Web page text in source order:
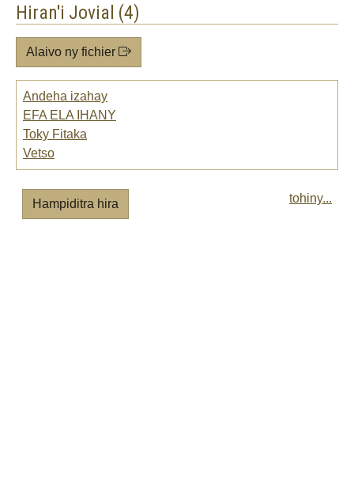
Hiran'i Jovial (4)
Alaivo ny fichier
Andeha izahay
EFA ELA IHANY
Toky Fitaka
Vetso
Hampiditra hira tohiny...